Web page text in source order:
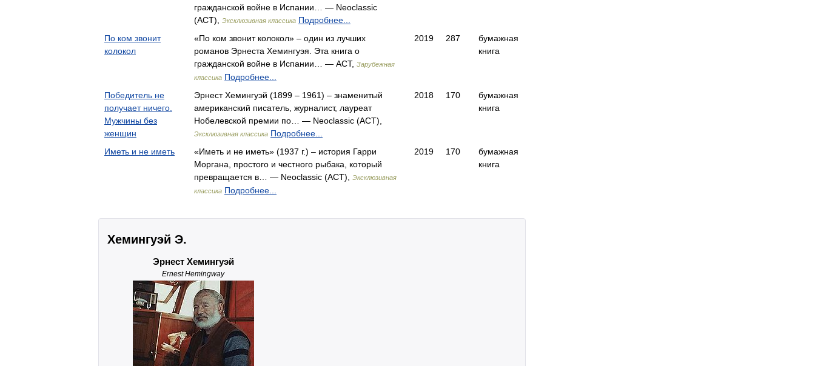
гражданской войне в Испании… — Neoclassic
(АСТ),
Эксклюзивная классика Подробнее...
По ком звонит
колокол
«По ком звонит колокол» – один из лучших
романов Эрнеста Хемингуэя. Эта книга о
гражданской войне в Испании… — АСТ, Зарубежная
классика Подробнее...
2019 287
бумажная
книга
Победитель не
получает ничего.
Мужчины без
женщин
Эрнест Хемингуэй (1899 – 1961) – знаменитый
американский писатель, журналист, лауреат
Нобелевской премии по… — Neoclassic (АСТ),
Эксклюзивная классика Подробнее...
2018 170
бумажная
книга
Иметь и не иметь
«Иметь и не иметь» (1937 г.) – история Гарри
Моргана, простого и честного рыбака, который
превращается в… — Neoclassic (АСТ),
Эксклюзивная
классика Подробнее...
2019 170
бумажная
книга
Хемингуэй Э.
Эрнест Хемингуэй
Ernest Hemingway